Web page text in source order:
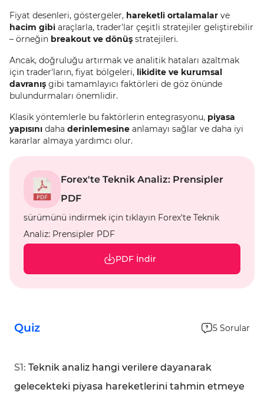
Fiyat desenleri, göstergeler, hareketli ortalamalar ve
hacim gibi araçlarla, trader'lar çeşitli stratejiler geliştirebilir
– örneğin breakout ve dönüş stratejileri.
Ancak, doğruluğu artırmak ve analitik hataları azaltmak
için trader'ların, fiyat bölgeleri, likidite ve kurumsal
davranış gibi tamamlayıcı faktörleri de göz önünde
bulundurmaları önemlidir.
Klasik yöntemlerle bu faktörlerin entegrasyonu, piyasa
yapısını daha derinlemesine anlamayı sağlar ve daha iyi
kararlar almaya yardımcı olur.
Forex'te Teknik Analiz: Prensipler
PDF
sürümünü indirmek için tıklayın Forex'te Teknik
Analiz: Prensipler PDF
PDF İndir
Quiz 5 Sorular
S1: Teknik analiz hangi verilere dayanarak
gelecekteki piyasa hareketlerini tahmin etmeye